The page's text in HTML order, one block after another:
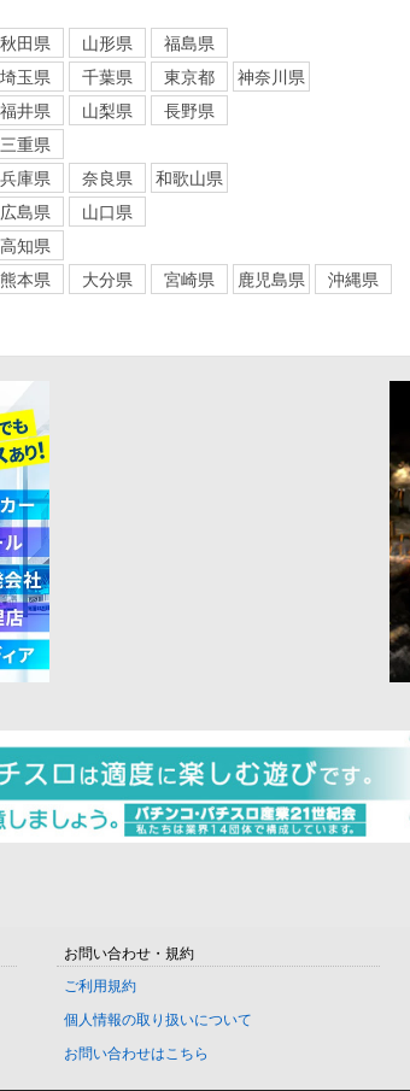
秋田県 山形県
福島県
埼玉県 千葉県 東京都
神奈川県
福井県 山梨県
長野県
三重県
兵庫県 奈良県
和歌山県
広島県
山口県
高知県
熊本県 大分県 宮崎県 鹿児島県 沖縄県
お問い合わせ・規約
ご利用規約
個人情報の取り扱いについて
お問い合わせはこちら